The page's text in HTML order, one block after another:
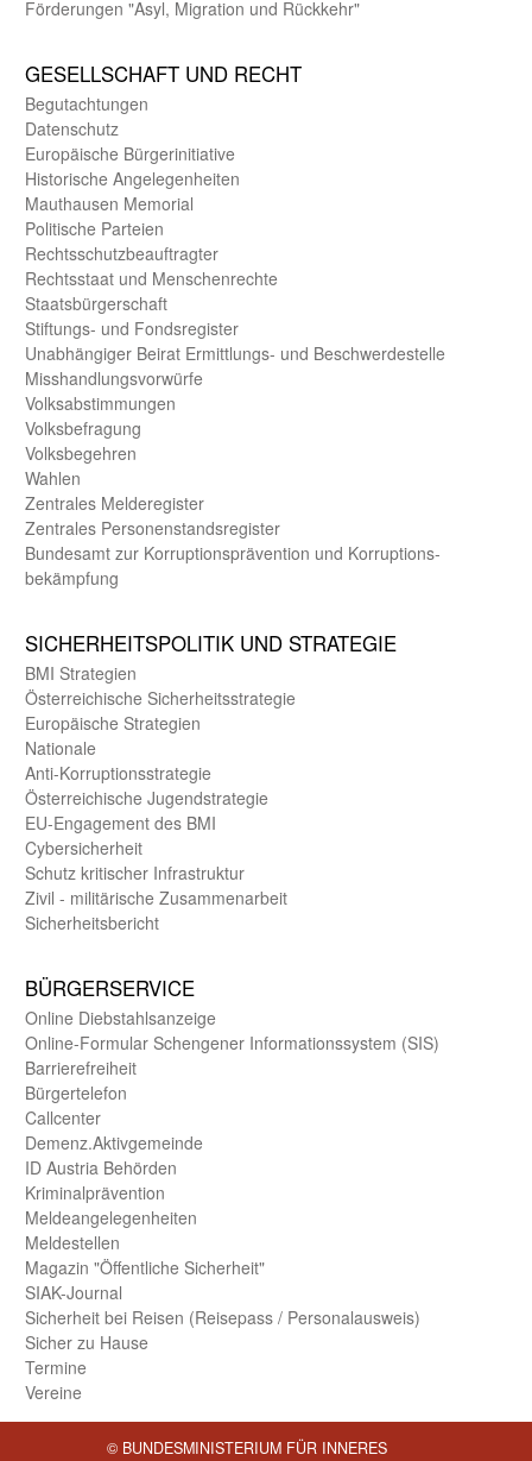
Förderungen "Asyl, Migration und Rückkehr"
GE­SELL­SCHAFT UND RECHT
Begut­achtungen
Daten­schutz
Europäische Bürger­initiative
Historische Angelegen­heiten
Mauthausen Memorial
Politische Parteien
Rechts­schutz­beauftragter
Rechts­staat und Menschen­rechte
Staats­bürger­schaft
Stiftungs- und Fonds­register
Unab­hängiger Beirat Ermittlungs- und Beschwerde­stelle
Misshandlungs­vorwürfe
Volks­abstimmungen
Volks­befragung
Volks­begehren
Wahlen
Zentrales Melde­register
Zentrales Personen­stands­register
Bundes­amt zur Korrup­tions­prävention und Korrup­tions­
bekämpfung
SICHER­HEITS­POLITIK UND STRATEGIE
BMI Strategien
Öster­reichische Sicherheits­strategie
Europäische Strategien
Nationale
Anti-Korruptions­strategie
Öster­reichische Jugend­strategie
EU-Engagement des BMI
Cybersicherheit
Schutz kritischer Infra­struktur
Zivil - militärische Zusammen­arbeit
Sicherheits­bericht
BÜRGER­SERVICE
Online Diebstahls­anzeige
Online-Formular Schengener Informationssystem (SIS)
Barriere­freiheit
Bürger­telefon
Call­center
Demenz.Aktiv­gemeinde
ID Austria Behörden
Kriminal­prävention
Melde­an­ge­le­gen­heiten
Meld­estellen
Magazin "Öffentliche Sicherheit"
SIAK-Journal
Sicherheit bei Reisen (Reise­pass / Personal­ausweis)
Sicher zu Hause
Termine
Vereine
© BUNDESMINISTERIUM FÜR INNERES